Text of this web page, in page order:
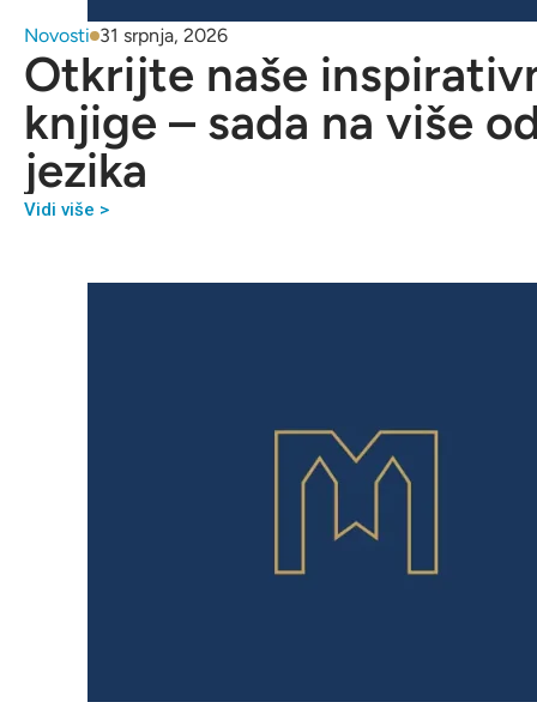
Novosti 31 srpnja, 2026
Otkrijte naše
knjige – sada na više
jezika
Vidi više >